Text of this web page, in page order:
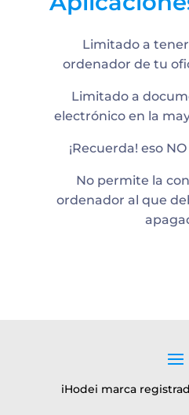
Limitado a
ordenador de tu
Limitado a
electrónico en la
¡Recuerda! eso
No permite la
ordenador al que
iHodei marca